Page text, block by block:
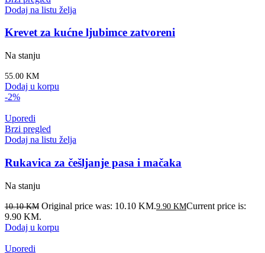
Dodaj na listu želja
Krevet za kućne ljubimce zatvoreni
Na stanju
55.00 KM
Dodaj u korpu
-2%
Uporedi
Brzi pregled
Dodaj na listu želja
Rukavica za češljanje pasa i mačaka
Na stanju
10.10KM Original price was: 10.10 KM.9.90 KMCurrent price is:
9.90 KM.
Dodaj u korpu
Uporedi